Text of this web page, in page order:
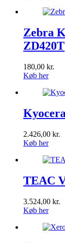
Zebra
ZD420T
180,00 kr.
Køb her
2.426,00 kr.
Køb her
TEAC
3.524,00 kr.
Køb her